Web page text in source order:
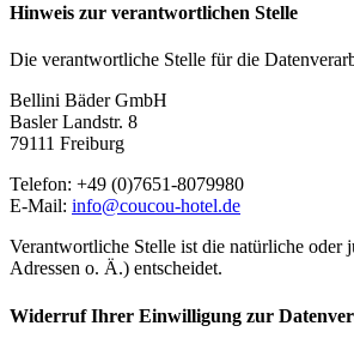
Hinweis zur verantwortlichen Stelle
Die verantwortliche Stelle für die
Bellini Bäder GmbH
Basler Landstr. 8
79111 Freiburg
Telefon: +49 (0)7651-8079980
E-Mail: info@coucou-hotel.de
Verantwortliche Stelle ist die natürliche oder
Adressen o. Ä.) entscheidet.
Widerruf Ihrer Einwilligung zur